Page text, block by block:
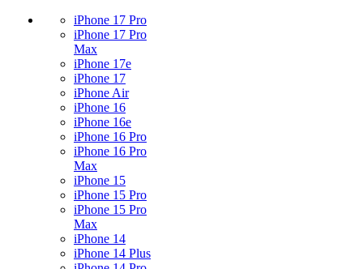
iPhone 17 Pro
iPhone 17 Pro
Max
iPhone 17e
iPhone 17
iPhone Air
iPhone 16
iPhone 16e
iPhone 16 Pro
iPhone 16 Pro
Max
iPhone 15
iPhone 15 Pro
iPhone 15 Pro
Max
iPhone 14
iPhone 14 Plus